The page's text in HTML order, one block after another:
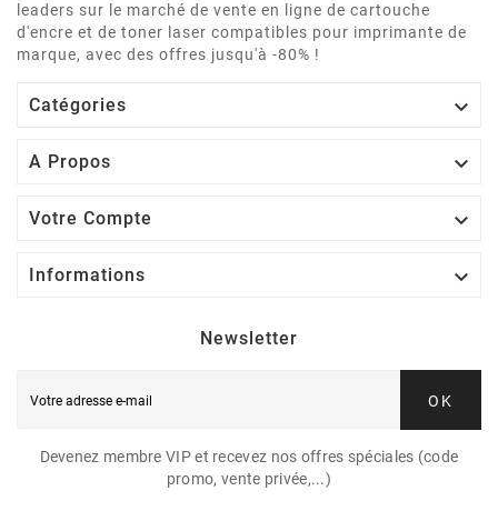
leaders sur le marché de vente en ligne de cartouche
d'encre et de toner laser compatibles pour imprimante de
marque, avec des offres jusqu'à -80% !
Catégories 
A Propos 
Votre Compte 
Informations 
Newsletter
OK
Devenez membre VIP et recevez nos offres spéciales (code
promo, vente privée,...)